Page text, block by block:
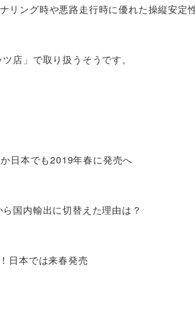
リング時や悪路走行時に優れた操縦安定
店」で取り扱うそうです。
日本でも2019年春に発売へ
国内輸出に切替えた理由は？
日本では来春発売